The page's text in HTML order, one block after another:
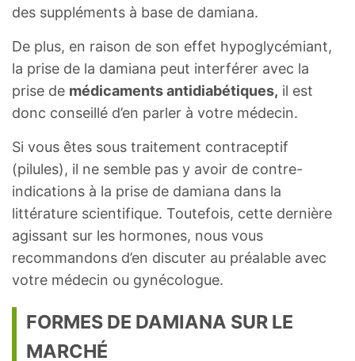
des suppléments à base de damiana.
De plus, en raison de son effet hypoglycémiant,
la prise de la damiana peut interférer avec la
prise de médicaments antidiabétiques, il est
donc conseillé d’en parler à votre médecin.
Si vous êtes sous traitement contraceptif
(pilules), il ne semble pas y avoir de contre-
indications à la prise de damiana dans la
littérature scientifique. Toutefois, cette dernière
agissant sur les hormones, nous vous
recommandons d’en discuter au préalable avec
votre médecin ou gynécologue.
FORMES DE DAMIANA SUR LE
MARCHÉ